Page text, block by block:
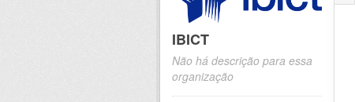
IBICT
Não há descrição para essa
organização